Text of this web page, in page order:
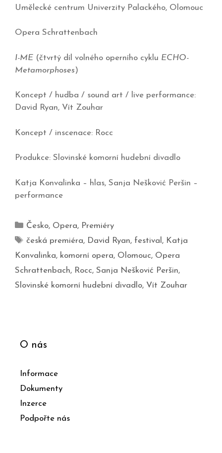
Umělecké centrum Univerzity Palackého, Olomouc
Opera Schrattenbach
I-ME (čtvrtý díl volného operního cyklu ECHO-
Metamorphoses)
Koncept / hudba / sound art / live performance:
David Ryan, Vít Zouhar
Koncept / inscenace: Rocc
Produkce: Slovinské komorní hudební divadlo
Katja Konvalinka – hlas, Sanja Nešković Peršin –
performance
Česko, Opera, Premiéry
česká premiéra, David Ryan, festival , Katja
Konvalinka, komorní opera, Olomouc, Opera
Schrattenbach, Rocc, Sanja Nešković Peršin,
Slovinské komorní hudební divadlo, Vít Zouhar
O nás
Informace
Dokumenty
Inzerce
Podpořte nás